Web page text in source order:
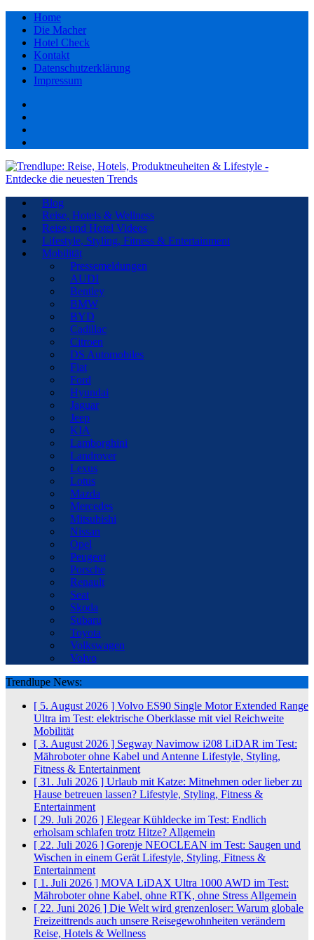
Home
Die Macher
Hotel Check
Kontakt
Datenschutzerklärung
Impressum
Blog
Reise, Hotels & Wellness
Reise und Hotel Videos
Lifestyle, Styling, Fitness & Entertainment
Mobilität
Pressemeldungen
AUDI
Bentley
BMW
BYD
Cadillac
Citroen
DS Automobiles
Fiat
Ford
Hyundai
Jaguar
Jeep
KIA
Lamborghini
Landrover
Lexus
Lotus
Mazda
Mercedes
Mitsubishi
Nissan
Opel
Peugeot
Porsche
Renault
Seat
Skoda
Subaru
Toyota
Volkswagen
Volvo
Trendlupe News:
[ 5. August 2026 ] Volvo ES90 Single Motor Extended Range
Ultra im Test: elektrische Oberklasse mit viel Reichweite
Mobilität
[ 3. August 2026 ] Segway Navimow i208 LiDAR im Test:
Mähroboter ohne Kabel und Antenne Lifestyle, Styling,
Fitness & Entertainment
[ 31. Juli 2026 ] Urlaub mit Katze: Mitnehmen oder lieber zu
Hause betreuen lassen? Lifestyle, Styling, Fitness &
Entertainment
[ 29. Juli 2026 ] Elegear Kühldecke im Test: Endlich
erholsam schlafen trotz Hitze? Allgemein
[ 22. Juli 2026 ] Gorenje NEOCLEAN im Test: Saugen und
Wischen in einem Gerät Lifestyle, Styling, Fitness &
Entertainment
[ 1. Juli 2026 ] MOVA LiDAX Ultra 1000 AWD im Test:
Mähroboter ohne Kabel, ohne RTK, ohne Stress Allgemein
[ 22. Juni 2026 ] Die Welt wird grenzenloser: Warum globale
Freizeittrends auch unsere Reisegewohnheiten verändern
Reise, Hotels & Wellness